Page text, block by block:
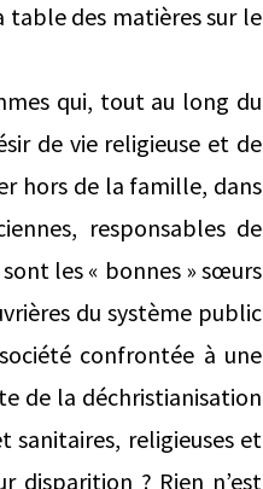
table des matières sur le
qui, tout au long du
de vie religieuse et de
hors de la famille, dans
responsables de
les « bonnes » sœurs
du système public
confrontée à une
de la déchristianisation
sanitaires, religieuses et
disparition ? Rien n’est